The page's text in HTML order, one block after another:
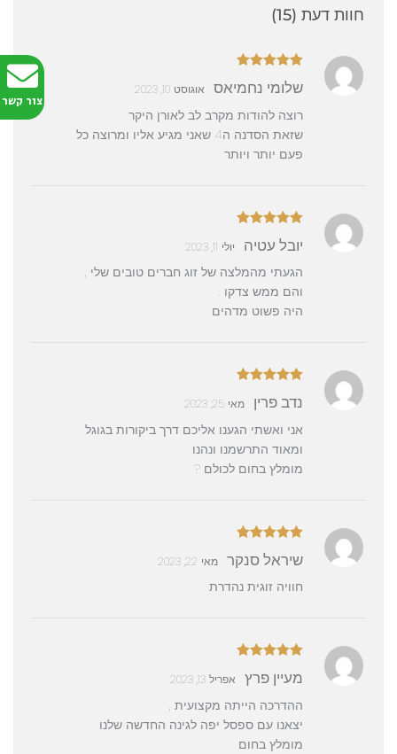
צור קשר
חוות דעת (15)
דורג
5
שלומי נחמיאס אוגוסט 10, 2023
רוצה להודות מקרב לב לאורן היקר
שזאת הסדנה ה4 שאני מגיע אליו ומרוצה כל
פעם יותר ויותר
5יובל עטיה יולי 11, 2023
הגעתי מהמלצה של זוג חברים טובים שלי ,
והם ממש צדקו .
היה פשוט מדהים
5
נדב פרין מאי 25, 2023
אני ואשתי הגענו אליכם דרך ביקורות בגוגל
ומאוד התרשמנו ונהנו
מומלץ בחום לכולם ?
5
שיראל סנקר מאי 22, 2023
חוויה זוגית נהדרת
5
מעיין פרץ אפריל 13, 2023
ההדרכה הייתה מקצועית ,
יצאנו עם ספסל יפה לגינה החדשה שלנו
מומלץ בחום